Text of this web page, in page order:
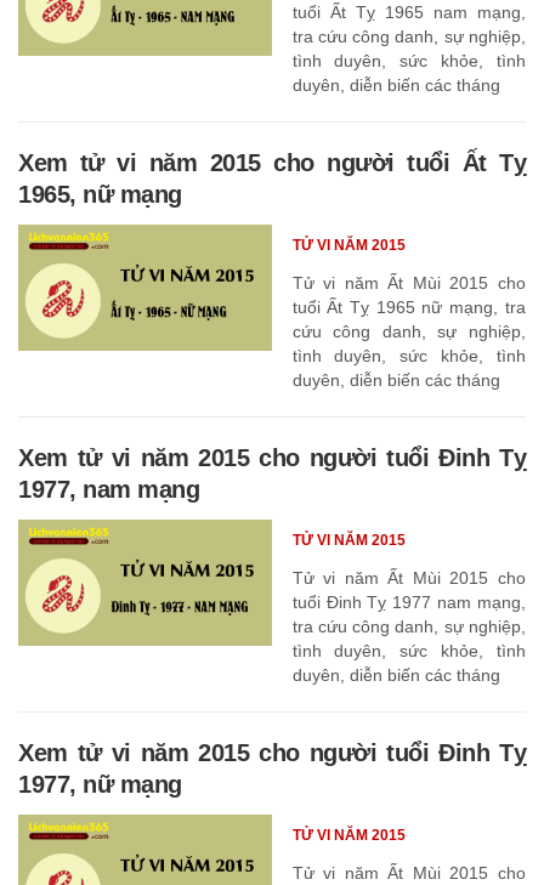
tuổi Ất Tỵ 1965 nam mạng,
tra cứu công danh, sự nghiệp,
tình duyên, sức khỏe, tình
duyên, diễn biến các tháng
Xem tử vi năm 2015 cho người tuổi Ất Tỵ
1965, nữ mạng
Tử vi năm Ất Mùi 2015 cho
tuổi Ất Tỵ 1965 nữ mạng, tra
cứu công danh, sự nghiệp,
tình duyên, sức khỏe, tình
duyên, diễn biến các tháng
TỬ VI NĂM 2015
Xem tử vi năm 2015 cho người tuổi Đinh Tỵ
1977, nam mạng
Tử vi năm Ất Mùi 2015 cho
tuổi Đinh Tỵ 1977 nam mạng,
tra cứu công danh, sự nghiệp,
tình duyên, sức khỏe, tình
duyên, diễn biến các tháng
TỬ VI NĂM 2015
Xem tử vi năm 2015 cho người tuổi Đinh Tỵ
1977, nữ mạng
Tử vi năm Ất Mùi 2015 cho
TỬ VI NĂM 2015